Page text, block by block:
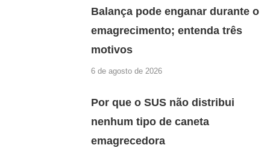
Balança pode enganar durante o
emagrecimento; entenda três
motivos
6 de agosto de 2026
Por que o SUS não distribui
nenhum tipo de caneta
emagrecedora